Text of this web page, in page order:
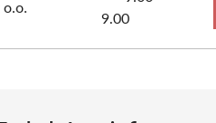
o.o.
9.00